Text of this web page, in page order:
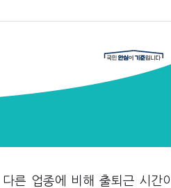
른 업종에 비해 출퇴근 시간이